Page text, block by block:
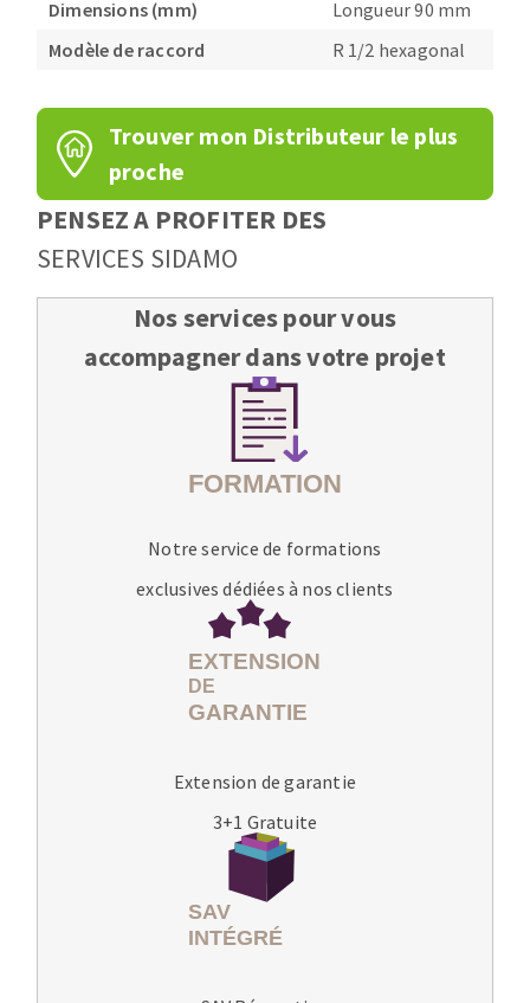
Tours à métaux
Fraises scies
Rubans
Forets métaux
Dimensions (mm)
Longueur 90 mm
Modèle de raccord
R 1/2 hexagonal
Trouver mon Distributeur le plus
proche
PENSEZ A PROFITER DES
SERVICES SIDAMO
Nos services pour vous
accompagner dans votre projet
Notre service de formations
exclusives dédiées à nos clients
Extension de garantie
3+1 Gratuite